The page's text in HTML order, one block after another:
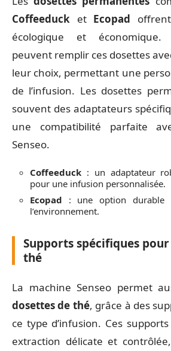
Coffeeduck et Ecopad
écologique et économique.
peuvent remplir ces dosettes
leur choix, permettant une
de l’infusion. Les dosettes
souvent des adaptateurs
une compatibilité parfaite
Senseo.
Coffeeduck : un adaptateur
pour une infusion personnalisée.
Ecopad : une option durable
l’environnement.
Supports spécifiques
thé
La machine Senseo permet
dosettes de thé, grâce à des
ce type d’infusion. Ces
extraction délicate et